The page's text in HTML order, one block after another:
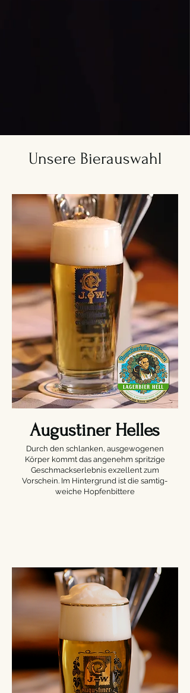
Unsere Bierauswahl
Augustiner Helles
Durch den schlanken, ausgewogenen
Körper kommt das angenehm spritzige
Geschmackserlebnis exzellent zum
Vorschein. Im Hintergrund ist die samtig-
weiche Hopfenbittere